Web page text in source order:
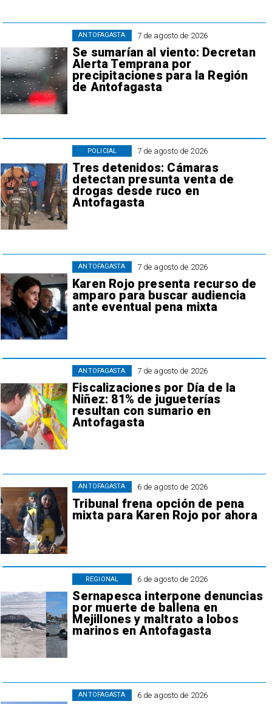
7 de agosto de 2026
Se sumarían al viento: Decretan
Alerta Temprana por
precipitaciones para la Región
de Antofagasta
ANTOFAGASTA
7 de agosto de 2026
Tres detenidos: Cámaras
detectan presunta venta de
drogas desde ruco en
Antofagasta
POLICIAL
7 de agosto de 2026
Karen Rojo presenta recurso de
amparo para buscar audiencia
ante eventual pena mixta
ANTOFAGASTA
7 de agosto de 2026
Fiscalizaciones por Día de la
Niñez: 81% de jugueterías
resultan con sumario en
Antofagasta
ANTOFAGASTA
6 de agosto de 2026
Tribunal frena opción de pena
mixta para Karen Rojo por ahora
ANTOFAGASTA
6 de agosto de 2026
Sernapesca interpone denuncias
por muerte de ballena en
Mejillones y maltrato a lobos
marinos en Antofagasta
REGIONAL
6 de agosto de 2026
ANTOFAGASTA